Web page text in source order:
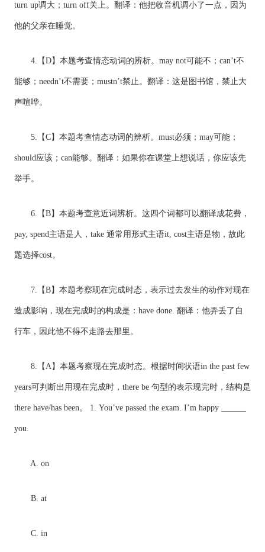
turn up调大；turn off关上。翻译：他把收音机调小了一点，因为
他的父亲在睡觉。
4.【D】本题考查情态动词的辨析。may not可能不；can’t不
能够；needn’t不需要；mustn’t禁止。翻译：这是图书馆，禁止大
声喧哗。
5.【C】本题考查情态动词的辨析。must必须；may可能；
should应该；can能够。翻译：如果你在课堂上想说话，你应该先
举手。
6.【B】本题考查意近词辨析。这四个词都可以翻译成花费，
pay, spend主语是人，take 通常用形式主语it, cost主语是物，故此
题选择cost。
7.【B】本题考察现在完成时态，表示过去发生的动作对现在
造成影响，现在完成时的构成是：have done. 翻译：他弄丢了自
行车，因此他不得不走路去那里。
8.【A】本题考察现在完成时态。根据时间状语in the past few
years可判断出用现在完成时，there be 句型的表示现完时，结构是
there have/has been。 1. You’ve passed the exam. I’m happy ______
you.
A. on
B. at
C. in